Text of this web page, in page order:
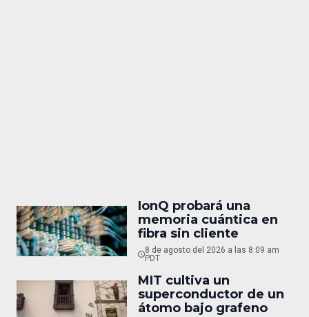
IonQ probará una
memoria cuántica en
fibra sin cliente
8 de agosto del 2026 a las 8:09 am
PDT
MIT cultiva un
superconductor de un
átomo bajo grafeno